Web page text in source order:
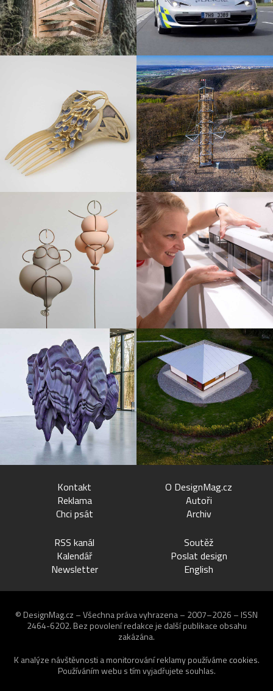
Kontakt
Reklama
Chci psát
O DesignMag.cz
Autoři
Archiv
RSS kanál
Kalendář
Newsletter
Soutěž
Poslat design
English
© DesignMag.cz – Všechna práva vyhrazena – 2007–2026 – ISSN
2464-6202. Bez povolení redakce je další publikace obsahu
zakázána.
K analýze návštěvnosti a monitorování reklamy používáme cookies.
Používáním webu s tím vyjadřujete souhlas.